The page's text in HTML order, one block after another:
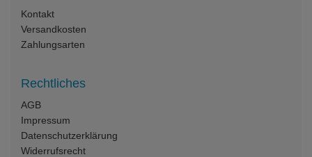
Kontakt
Versandkosten
Zahlungsarten
Rechtliches
AGB
Impressum
Datenschutzerklärung
Widerrufsrecht